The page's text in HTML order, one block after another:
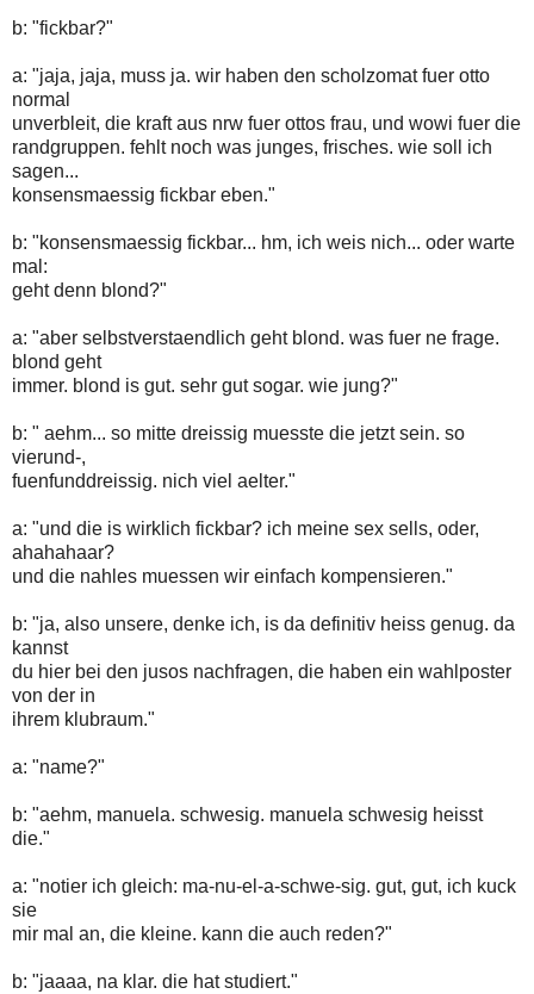
b: "fickbar?"
a: "jaja, jaja, muss ja. wir haben den scholzomat fuer otto
normal
unverbleit, die kraft aus nrw fuer ottos frau, und wowi fuer die
randgruppen. fehlt noch was junges, frisches. wie soll ich
sagen...
konsensmaessig fickbar eben."
b: "konsensmaessig fickbar... hm, ich weis nich... oder warte
mal:
geht denn blond?"
a: "aber selbstverstaendlich geht blond. was fuer ne frage.
blond geht
immer. blond is gut. sehr gut sogar. wie jung?"
b: " aehm... so mitte dreissig muesste die jetzt sein. so
vierund-,
fuenfunddreissig. nich viel aelter."
a: "und die is wirklich fickbar? ich meine sex sells, oder,
ahahahaar?
und die nahles muessen wir einfach kompensieren."
b: "ja, also unsere, denke ich, is da definitiv heiss genug. da
kannst
du hier bei den jusos nachfragen, die haben ein wahlposter
von der in
ihrem klubraum."
a: "name?"
b: "aehm, manuela. schwesig. manuela schwesig heisst
die."
a: "notier ich gleich: ma-nu-el-a-schwe-sig. gut, gut, ich kuck
sie
mir mal an, die kleine. kann die auch reden?"
b: "jaaaa, na klar. die hat studiert."